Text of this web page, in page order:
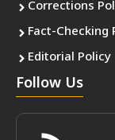
Corrections
Fact-Checking
Editorial Policy
Follow Us